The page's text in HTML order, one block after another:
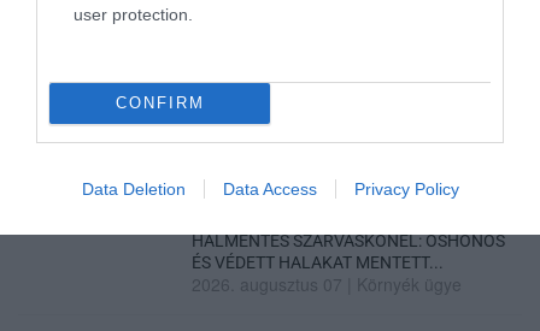
user protection.
CONFIRM
Data Deletion Data Access Privacy Policy
2026. augusztus 07|Mindenki ügye
MINDHÁROM ÜTEMBEN DOLGOZNAK A 25-
2026. augusztus 07 |Eger ügye
HALMENTÉS SZARVASKŐNÉL: ŐSHONOS
ÉS VÉDETT HALAKAT MENTETT...
2026. augusztus 07 Környék ügye